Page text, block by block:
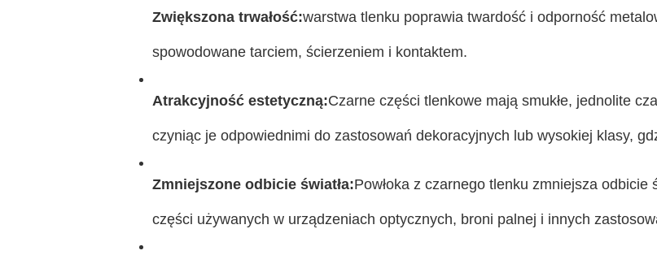
Zwiększona trwałość:warstwa tlenku poprawia twardość i odporność
spowodowane tarciem, ścierzeniem i kontaktem.
Atrakcyjność estetyczną:Czarne części tlenkowe mają smukłe, jednolite
czyniąc je odpowiednimi do zastosowań dekoracyjnych lub wysokiej klasy,
Zmniejszone odbicie światła:Powłoka z czarnego tlenku zmniejsza
części używanych w urządzeniach optycznych, broni palnej i innych